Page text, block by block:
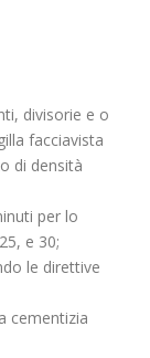
divisorie e o
facciavista
di densità
per lo
e 30;
le direttive
cementizia